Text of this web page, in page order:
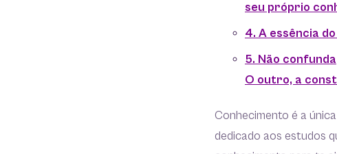
seu próprio
4. A essência
5. Não
O outro, a
Conhecimento é a
dedicado aos estudos